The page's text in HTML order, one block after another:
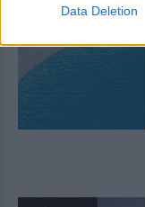
Data Deletion